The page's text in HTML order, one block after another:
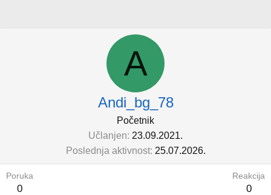
A
Andi_bg_78
Početnik
Učlanjen 23.09.2021.
Poslednja aktivnost 25.07.2026.
Poruka
0
Reakcija
0